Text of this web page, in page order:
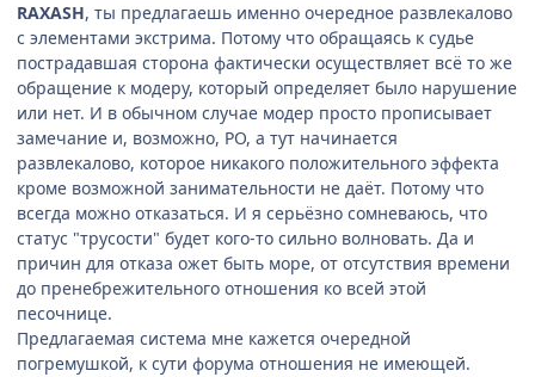
RAXASH, ты предлагаешь именно очередное развлекалово
с элементами экстрима. Потому что обращаясь к судье
пострадавшая сторона фактически осуществляет всё то же
обращение к модеру, который определяет было нарушение
или нет. И в обычном случае модер просто прописывает
замечание и, возможно, РО, а тут начинается
развлекалово, которое никакого положительного эффекта
кроме возможной занимательности не даёт. Потому что
всегда можно отказаться. И я серьёзно сомневаюсь, что
статус "трусости" будет кого-то сильно волновать. Да и
причин для отказа ожет быть море, от отсутствия времени
до пренебрежительного отношения ко всей этой
песочнице.
Предлагаемая система мне кажется очередной
погремушкой, к сути форума отношения не имеющей.